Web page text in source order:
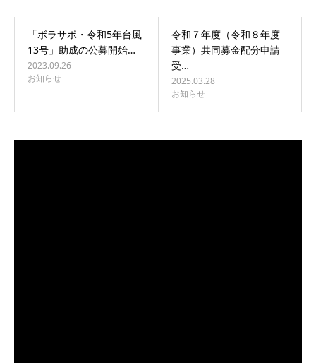
「ボラサポ・令和5年台風
13号」助成の公募開始…
2023.09.26
お知らせ
令和７年度（令和８年度
事業）共同募金配分申請
受…
2025.03.28
お知らせ